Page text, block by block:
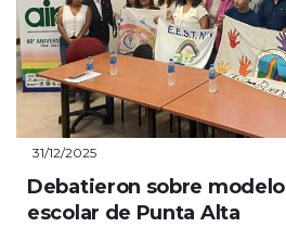
31/12/2025
Debatieron sobre
escolar de Punta Alta